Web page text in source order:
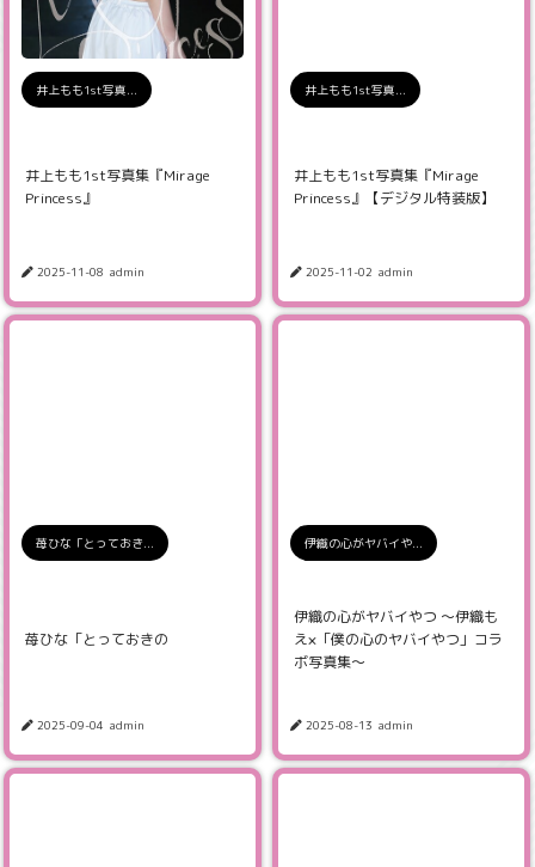
井上もも1st写真...
井上もも1st写真集『Mirage
Princess』
2025-11-08 admin
井上もも1st写真...
井上もも1st写真集『Mirage
Princess』【デジタル特装版】
2025-11-02 admin
苺ひな「とっておき...
苺ひな「とっておきの
2025-09-04 admin
伊織の心がヤバイや...
伊織の心がヤバイやつ 〜伊織も
え×「僕の心のヤバイやつ」コラ
ボ写真集〜
2025-08-13 admin